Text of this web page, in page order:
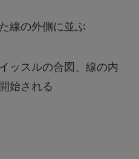
線の外側に並ぶ
ッスルの合図、線の内
始される